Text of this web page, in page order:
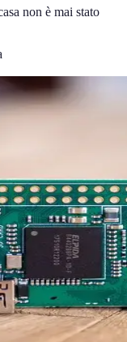
non è mai stato